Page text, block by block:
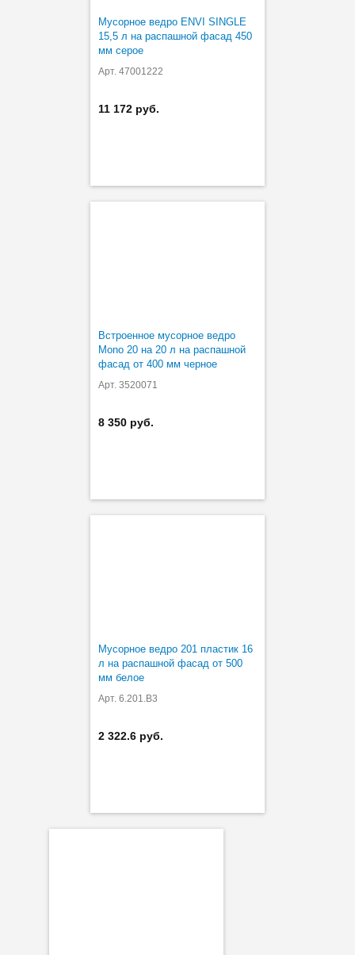
Мусорное ведро ENVI SINGLE
15,5 л на распашной фасад 450
мм серое
Арт. 47001222
11 172 руб.
Встроенное мусорное ведро
Mono 20 на 20 л на распашной
фасад от 400 мм черное
Арт. 3520071
8 350 руб.
Мусорное ведро 201 пластик 16
л на распашной фасад от 500
мм белое
Арт. 6.201.B3
2 322.6 руб.